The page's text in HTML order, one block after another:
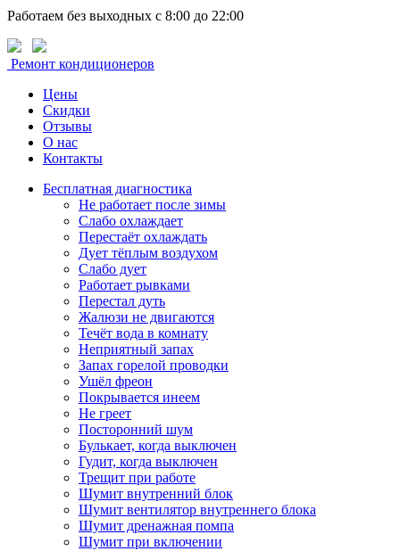
Работаем без выходных с 8:00 до 22:00
Ремонт кондиционеров
Цены
Скидки
Отзывы
О нас
Контакты
Бесплатная диагностика
Не работает после зимы
Слабо охлаждает
Перестаёт охлаждать
Дует тёплым воздухом
Слабо дует
Работает рывками
Перестал дуть
Жалюзи не двигаются
Течёт вода в комнату
Неприятный запах
Запах горелой проводки
Ушёл фреон
Покрывается инеем
Не греет
Посторонний шум
Булькает, когда выключен
Гудит, когда выключен
Трещит при работе
Шумит внутренний блок
Шумит вентилятор внутреннего блока
Шумит дренажная помпа
Шумит при включении